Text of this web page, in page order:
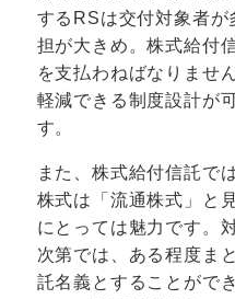
するRSは交付対象者が
担が大きめ。株式給付
を支払わねばなりませ
軽減できる制度設計が
す。
また、株式給付信託で
株式は「流通株式」と
にとっては魅力です。
次第では、ある程度ま
託名義とすることがで